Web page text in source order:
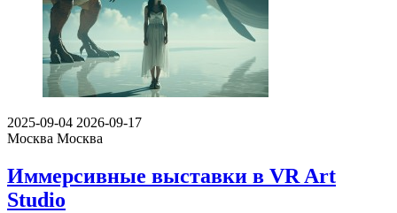
2025-09-04 2026-09-17
Москва Москва
Иммерсивные выставки в VR Art
Studio